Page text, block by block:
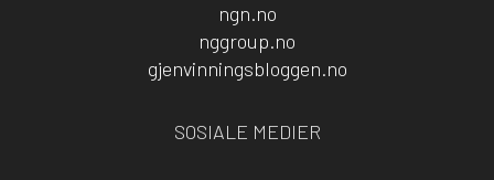
ngn.no
nggroup.no
gjenvinningsbloggen.no
SOSIALE MEDIER